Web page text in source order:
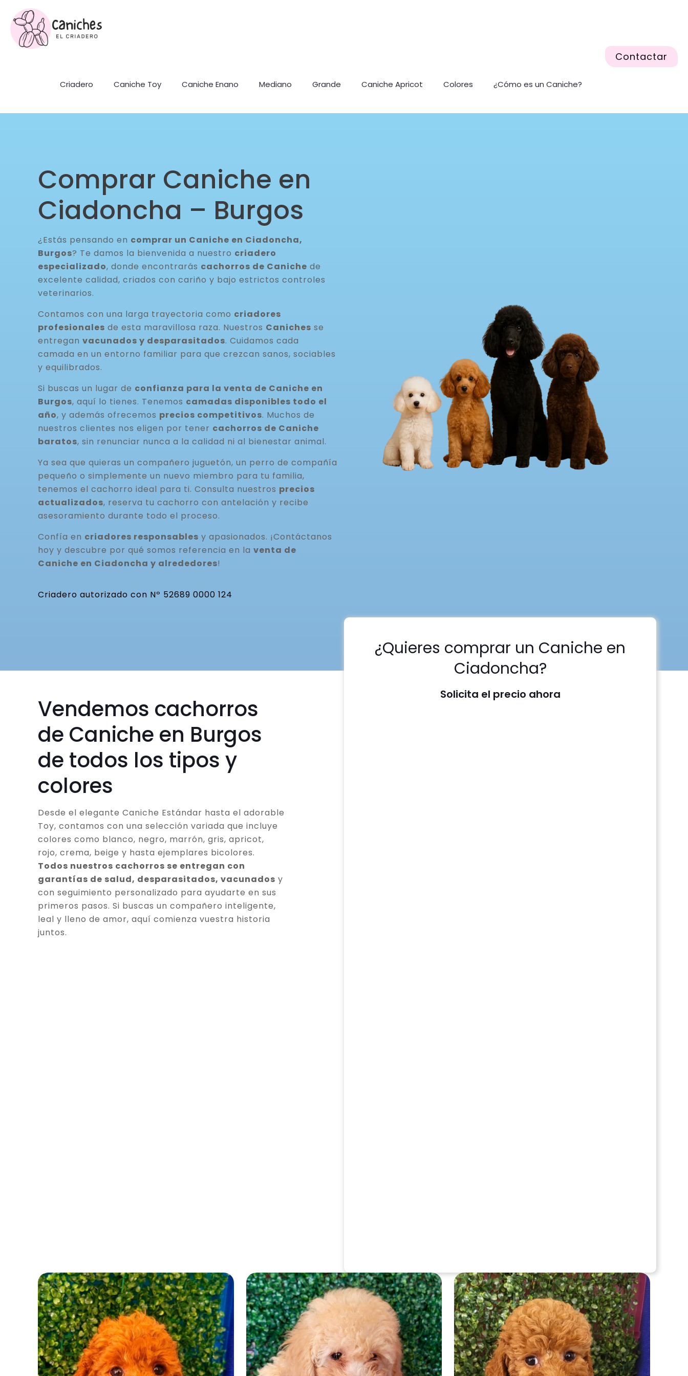
Criadero Caniche Toy Caniche Enano Mediano Grande Caniche Apricot Colores ¿Cómo es un Caniche?
Contactar
Comprar Caniche en
Ciadoncha – Burgos
¿Estás pensando en comprar un Caniche en Ciadoncha,
Burgos? Te damos la bienvenida a nuestro criadero
especializado, donde encontrarás cachorros de Caniche de
excelente calidad, criados con cariño y bajo estrictos controles
veterinarios.
Contamos con una larga trayectoria como criadores
profesionales de esta maravillosa raza. Nuestros Caniches se
entregan vacunados y desparasitados. Cuidamos cada
camada en un entorno familiar para que crezcan sanos, sociables
y equilibrados.
Si buscas un lugar de confianza para la venta de Caniche en
Burgos, aquí lo tienes. Tenemos camadas disponibles todo el
año, y además ofrecemos precios competitivos. Muchos de
nuestros clientes nos eligen por tener cachorros de Caniche
baratos, sin renunciar nunca a la calidad ni al bienestar animal.
Ya sea que quieras un compañero juguetón, un perro de compañía
pequeño o simplemente un nuevo miembro para tu familia,
tenemos el cachorro ideal para ti. Consulta nuestros precios
actualizados, reserva tu cachorro con antelación y recibe
asesoramiento durante todo el proceso.
Confía en criadores responsables y apasionados. ¡Contáctanos
hoy y descubre por qué somos referencia en la venta de
Caniche en Ciadoncha y alrededores!
Criadero autorizado con Nº 52689 0000 124
Vendemos cachorros
de Caniche en Burgos
de todos los tipos y
colores
Desde el elegante Caniche Estándar hasta el adorable
Toy, contamos con una selección variada que incluye
colores como blanco, negro, marrón, gris, apricot,
rojo, crema, beige y hasta ejemplares bicolores.
Todos nuestros cachorros se entregan con
garantías de salud, desparasitados, vacunados y
con seguimiento personalizado para ayudarte en sus
primeros pasos. Si buscas un compañero inteligente,
leal y lleno de amor, aquí comienza vuestra historia
juntos.
¿Quieres comprar un Caniche en
Ciadoncha?
Solicita el precio ahora